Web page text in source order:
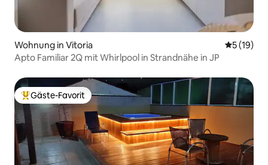
Wohnung in Vitoria
5 (19)
Apto Familiar 2Q mit Whirlpool in Strandnähe in JP
Beliebter Gäste-Favorit.
Gäste-Favorit